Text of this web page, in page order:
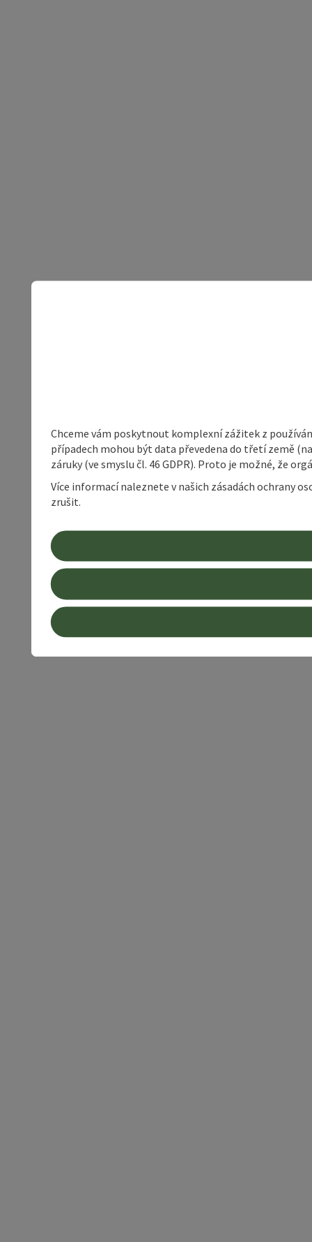
Chceme vám poskytnout komplexní zážitek z
případech mohou být data převedena do třetí země
záruky (ve smyslu čl. 46 GDPR). Proto je možné, že
Více informací naleznete v našich zásadách ochrany
zrušit.